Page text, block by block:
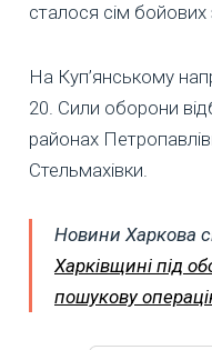
сталося сім бойових
На Куп’янському
20. Сили оборони
районах
Стельмахівки.
Новини Харкова
Харківщині під
пошукову